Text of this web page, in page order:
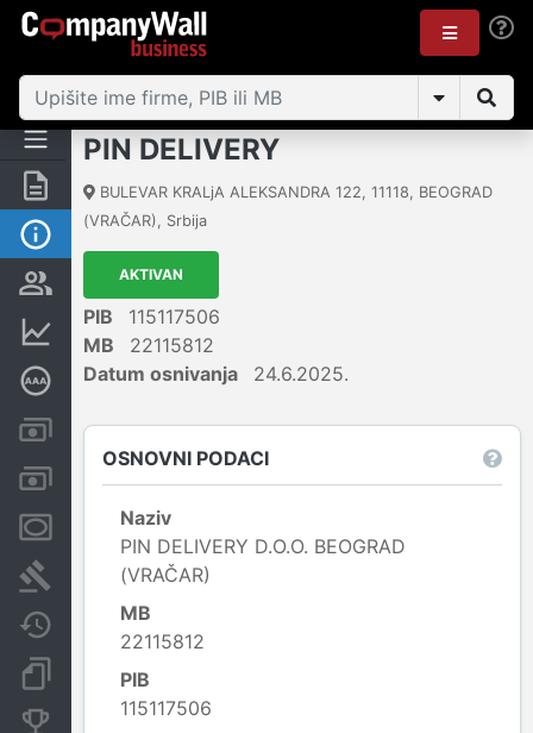
Rezime
Osnovni podaci
Vlasnička struktura
Dubinska bonitetna ocena
Kreditni limit kompanije
Menice i zaloge
Sudski sporovi
Javne nabavke
Dokumenti i objave
Konkurentske kompanije
PIN DELIVERY
BULEVAR KRALjA ALEKSANDRA 122, 11118, BEOGRAD
(VRAČAR), Srbija
AKTIVAN
PIB
115117506
MB
22115812
Datum osnivanja
24.6.2025.
OSNOVNI PODACI
Naziv
PIN DELIVERY D.O.O. BEOGRAD
(VRAČAR)
MB
22115812
PIB
115117506